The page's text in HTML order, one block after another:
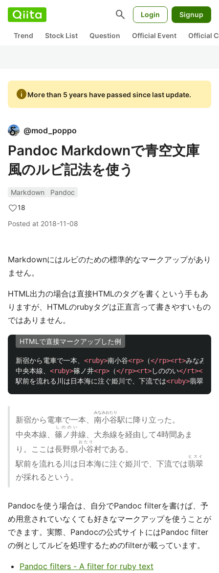
search Login Signup
Trend Stock List Question Official Event Official
infoMore than 5 years have passed since last update.
@mod_poppo
Pandoc Markdownで青空文庫
風のルビ記法を使う
Markdown
Pandoc
18
Posted at 2018-11-08
Markdownにはルビのための標準的なマークアップがあり
ません。
HTML出力の場合は直接HTMLのタグを書くという手もあ
りますが、HTMLのrubyタグは正直言って書きやすいもの
ではありません。
HTMLで直接マークアップした例
新宿から電車で一本、 <ruby>南小谷<rp> （</rp><rt>みなみお
中央本線、 <ruby>篠ノ井<rp> （</rp><rt>しののい</rt><rp>
駅前を流れる川は日本海に注ぐ姫川で、下流では<ruby>翡翠
新宿から電車で一本、 南小谷
みなみおたり
駅に降り立った。
中央本線、 篠ノ井
しののい
線、大糸線を経由して4時間あま
り。ここは長野県小谷
おたり
村である。
駅前を流れる川は日本海に注ぐ姫川で、下流では翡翠
ヒスイ
が採れるという。
Pandocを使う場合は、自分でPandoc filterを書けば、予
め用意されていなくても好きなマークアップを使うことが
できます。実際、Pandocの公式サイトにはPandoc filter
の例としてルビを処理するためのfilterが載っています。
Pandoc filters - A filter for ruby text